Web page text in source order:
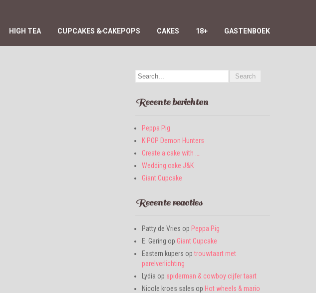
HIGH TEA CUPCAKES & CAKEPOPS CAKES 18+ GASTENBOEK
Recente berichten
Peppa Pig
K POP Demon Hunters
Create a cake with ….
Wedding cake J&K
Giant Cupcake
Recente reacties
Patty de Vries op Peppa Pig
E. Gering op Giant Cupcake
Eastern kupers optrouwtaart met
parelverlichting
Lydia op spiderman & cowboy cijfer taart
Nicole kroes sales op Hot wheels & mario